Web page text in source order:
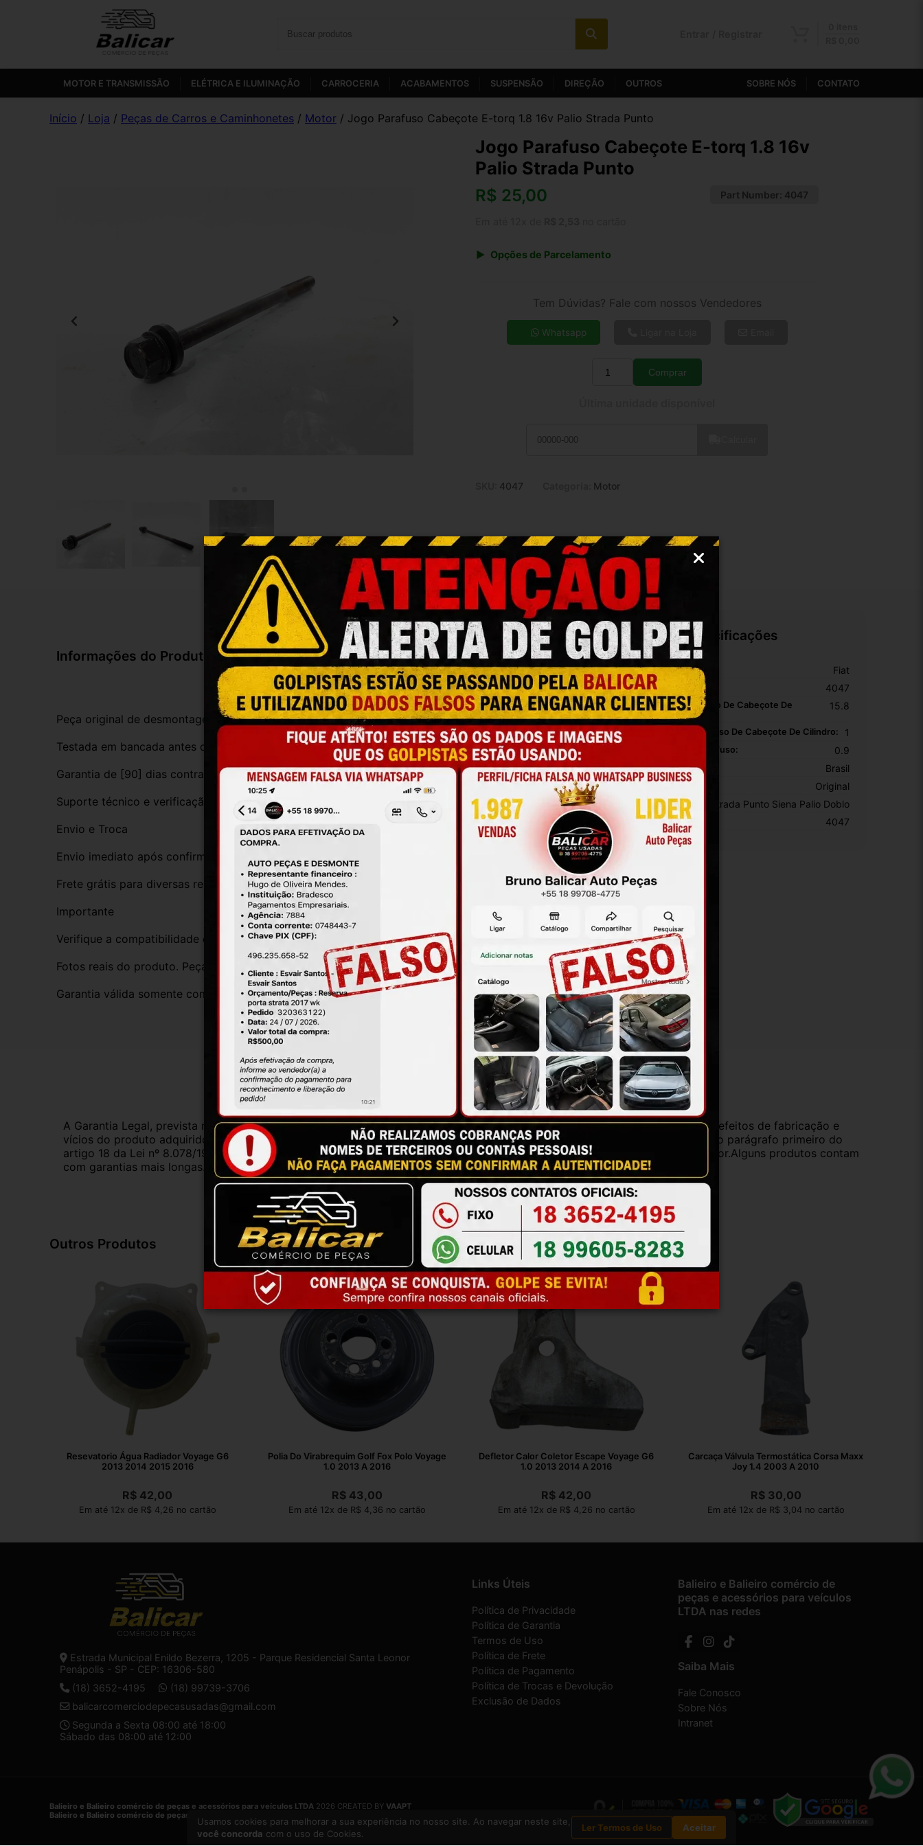
MOTOR E TRANSMISSÃO ELÉTRICA E ILUMINAÇÃO CARROCERIA ACABAMENTOS SUSPENSÃO DIREÇÃO OUTROS SOBRE NÓS CONTATO
Início / Loja / Peças de Carros e Caminhonetes / Motor / Jogo Parafuso Cabeçote E-torq 1.8 16v Palio Strada Punto
Jogo Parafuso Cabeçote E-torq 1.8 16v
Palio Strada Punto
R$ 25,00 Part Number: 4047
Opções de Parcelamento
7x de R$ 4,10
9x de R$ 3,27
Tem Dúvidas? Fale com nossos Vendedores
Whatsapp
Quantidade
Comprar
4047 Motor
Informações do Produto
Peça original de desmontagem, com procedência e qualidade
Testada em bancada antes do envio
Garantia de [90] dias contra defeitos de funcionamento
Suporte técnico e verificação de compatibilidade antes da compra
Envio e Troca
Envio imediato após confirmação da compra
Frete grátis para diversas regiões do Brasil
Importante
Verifique a compatibilidade com seu veículo. Tire suas dúvidas no campo de perguntas!
Fotos reais do produto. Peça exatamente igual à das imagens.
Garantia válida somente com instalação por profissional qualificado.
Especificações
Marca: Fiat
Número De Peça: 4047
Comprimento Do Parafuso De Cabeçote De
Cilindro:
15.8
Tipo De Cabeça Do Parafuso De Cabeçote De Cilindro: 1
Largura Da Rosca Do Parafuso: 0.9
Origem: Brasil
OEM: Original
Modelo: Strada Punto Siena Palio Doblo
4047
Garantia Certificado de Procedência Troca e Devolução
A Garantia Legal, prevista no Código de Defesa do Consumidor, é de 90 (noventa) dias a partir da data da compra e cobre defeitos de fabricação e
vícios do produto adquirido.Na impossibilidade de reparar o produto, o cliente poderá escolher dentre as opções previstas no parágrafo primeiro do
artigo 18 da Lei nº 8.078/1990, ou, ainda, a utilização do crédito como parte do pagamento de outro produto de valor superior.Alguns produtos contam
com garantias mais longas. Consulte nossos vendedores. A ga...
Ler mais
Outros Produtos
Resevatorio Água Radiador Voyage G6
2013 2014 2015 2016
R$ 42,00
Em até 12x de R$ 4,26 no cartão
Polia Do Virabrequim Golf Fox Polo Voyage
1.0 2013 A 2016
R$43,00
Em até 12x de R$ 4,36 no cartão
Defletor Calor Coletor Escape Voyage G6
1.0 2013 2014 A 2016
R$ 42,00
Em até 12x de R$ 4,26 no cartão
Carcaça Válvula Termostática Corsa Maxx
Joy 1.4 2003 A 2010
R$30,00
Em até 12x de R$ 3,04 no cartão
Estrada Municipal Enildo Bezerra, 1205 - Parque Residencial Santa Leonor
Penápolis - SP - CEP: 16306-580
(18) 3652-4195
(18) 99739-3706
balicarcomerciodepecasusadas@gmail.com
Segunda a Sexta 08:00 até 18:00
Sábado das 08:00 até 12:00
Links Úteis
Política de Privacidade
Política de Garantia
Termos de Uso
Política de Frete
Política de Pagamento
Política de Trocas e Devolução
Exclusão de Dados
Balieiro e Balieiro comércio de
peças e acessórios para veículos
LTDA nas redes
Saiba Mais
Fale Conosco
Sobre Nós
Intranet
Balieiro e Balieiro comércio de peças e acessórios para veículos LTDA 2026 CREATED BY VAAPT
Balieiro e Balieiro comércio de peças e acessórios para veículos LTDA
Usamos cookies para melhorar a sua experiência no nosso site. Ao navegar neste site,
você concorda com o uso de Cookies.
Ler Termos de Uso Aceitar